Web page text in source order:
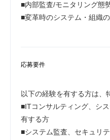
■内部監査/モニタリング態
■変革時のシステム・組織
応募要件
以下の経験を有する方は、
■ITコンサルティング、シ
有する方
■システム監査、セキュリ